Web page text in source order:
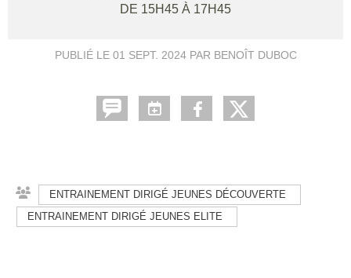
DE 15H45 À 17H45
PUBLIÉ LE 01 SEPT. 2024PAR BENOÎT DUBOC
ENTRAINEMENT DIRIGÉ JEUNES DÉCOUVERTE
ENTRAINEMENT DIRIGÉ JEUNES ELITE